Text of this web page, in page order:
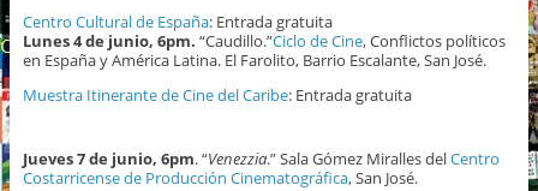
Centro Cultural de España: Entrada gratuita
Lunes 4 de junio, 6pm. “Caudillo.”Ciclo de Cine, Conflictos políticos
en España y América Latina. El Farolito, Barrio Escalante, San José.
Muestra Itinerante de Cine del Caribe: Entrada gratuita
Jueves 7 de junio, 6pm. “Venezzia.” Sala Gómez Miralles delCentro
Costarricense de Producción Cinematográfica, San José.